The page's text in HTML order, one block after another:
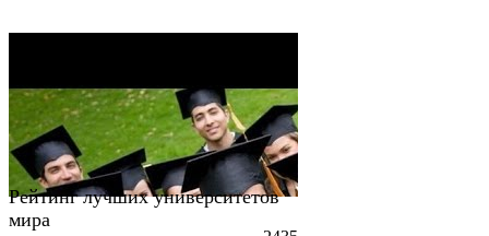
Рейтинг лучших университетов
мира